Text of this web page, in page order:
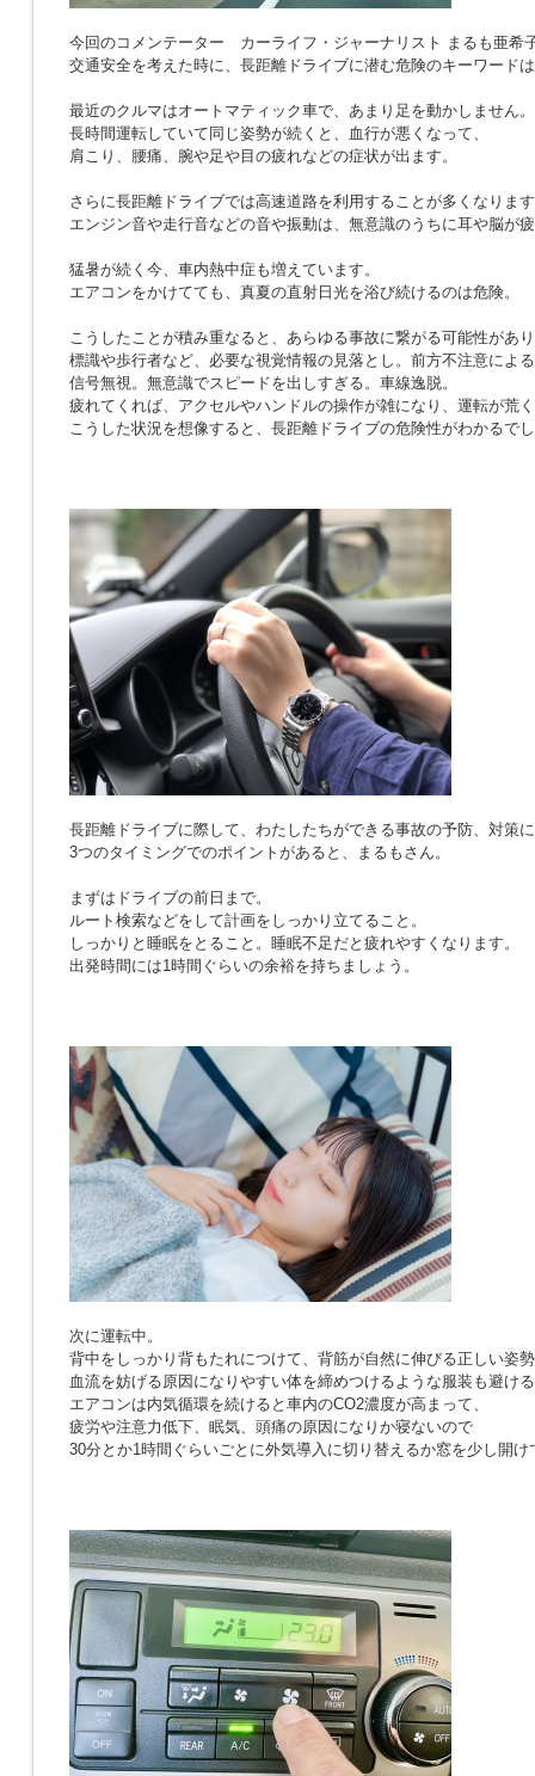
今回のコメンテーター カーライフ・ジャーナリスト まるも亜希
交通安全を考えた時に、長距離ドライブに潜む危険のキーワード
最近のクルマはオートマティック車で、あまり足を動かしません。
長時間運転していて同じ姿勢が続くと、血行が悪くなって、
肩こり、腰痛、腕や足や目の疲れなどの症状が出ます。
さらに長距離ドライブでは高速道路を利用することが多くなりま
エンジン音や走行音などの音や振動は、無意識のうちに耳や脳が
猛暑が続く今、車内熱中症も増えています。
エアコンをかけてても、真夏の直射日光を浴び続けるのは危険。
こうしたことが積み重なると、あらゆる事故に繋がる可能性があ
標識や歩行者など、必要な視覚情報の見落とし。前方不注意によ
信号無視。無意識でスピードを出しすぎる。車線逸脱。
疲れてくれば、アクセルやハンドルの操作が雑になり、運転が荒
こうした状況を想像すると、長距離ドライブの危険性がわかるで
長距離ドライブに際して、わたしたちができる事故の予防、対策
3つのタイミングでのポイントがあると、まるもさん。
まずはドライブの前日まで。
ルート検索などをして計画をしっかり立てること。
しっかりと睡眠をとること。睡眠不足だと疲れやすくなります。
出発時間には1時間ぐらいの余裕を持ちましょう。
次に運転中。
背中をしっかり背もたれにつけて、背筋が自然に伸びる正しい姿
血流を妨げる原因になりやすい体を締めつけるような服装も避け
エアコンは内気循環を続けると車内のCO2濃度が高まって、
疲労や注意力低下、眠気、頭痛の原因になりか寝ないので
30分とか1時間ぐらいごとに外気導入に切り替えるか窓を少し開け